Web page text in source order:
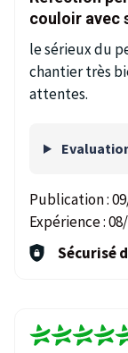
couloir avec
le sérieux du
chantier très
attentes.
Publication :
Expérience :
Sécurisé